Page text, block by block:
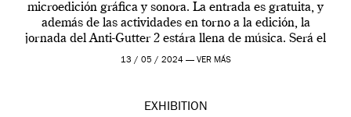
microedición gráfica y sonora. La entrada es gratuita, y
además de las actividades en torno a la edición, la
jornada del Anti-Gutter 2 estára llena de música. Será el
[…]
13 / 05 / 2024 — VER MÁS
EXHIBITION